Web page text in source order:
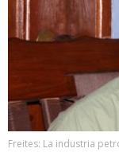
Freites: La industria